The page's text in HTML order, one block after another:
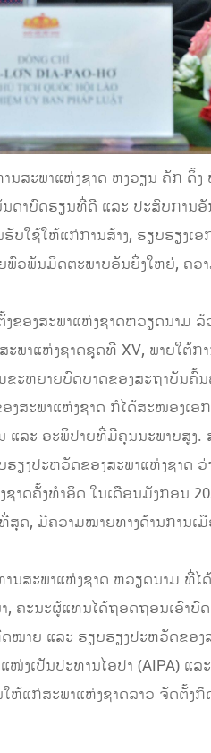
ນ​ສະ​ພາ​ແຫ່ງ​ຊາດ ຫງວຽນ ຄັກ
າ​​ບົດຮຽນ​ທີ່​ດີ​ ​ແລະ ປະສົບ​ການອັ
ຊ້​ໃຫ້​ແກ່​ການສ້າງ, ຮຽບຮຽງ​ເອ
ວພັນ​ມິດຕະພາບ​ອັນ​ຍິ່ງ​ໃຫຍ່, ຄ
ຂອງ​ສະພາ​ແຫ່ງ​ຊາດຫວຽດນາມ
າ​ແຫ່ງ​ຊາດ​ຊຸດ​ທີ XV, ພາຍໃຕ້​ກ
ຂະຫຍາຍ​ບົດບາດ​ຂອງ​ສະ​ຖາ​ບັນ​
ະພາແຫ່ງຊາດ ກໍໄດ້ສະໜອງເອ
ລະ ອະພິປາຍທີ່ມີຄຸນນະພາບສູງ.
ຽງ​ປະຫວັດ​ຂອງ​ສະພາ​ແຫ່ງ​ຊາດ
າດ​​ຄັ້ງ​ທຳ​ອິດ ​ໃນ​ເດືອນ​ມັງ​ກອນ
ດ, ມີ​ຄວາມ​ໝາຍ​ທາງດ້ານ​ການ​
ນ​ສະພາ​ແຫ່ງ​ຊາດ ຫວຽດນາມ ທີ່​
ຄະນະ​ຜູ້​ແທນ​ໄດ້​ຖອດ​ຖອນ​ເອົາ​ບົ
ໝາຍ ​ແລະ ຮຽບຮຽງ​ປະຫວັດ​ຂອ
ໜ່​ງ​ເປັນ​ປະທານໄອປາ (AIPA)
ແກ່ສະພາ​ແຫ່ງ​ຊາດ​ລາວ ຈັດ​ຕັ້ງ​